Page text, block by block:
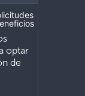
optar
de